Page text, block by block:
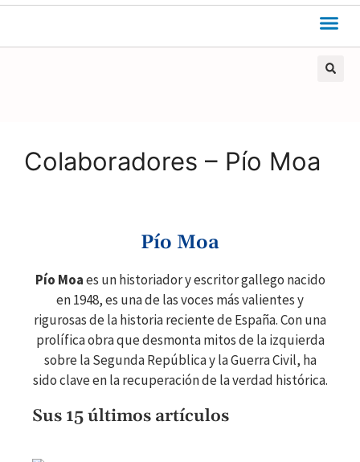
Colaboradores – Pío Moa
Pío Moa
Pío Moaes un historiador y escritor gallego nacido
en 1948, es una de las voces más valientes y
rigurosas de la historia reciente de España. Con una
prolífica obra que desmonta mitos de la izquierda
sobre la Segunda República y la Guerra Civil, ha
sido clave en la recuperación de la verdad histórica.
Sus 15 últimos artículos